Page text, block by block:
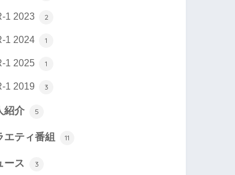
1 2023 2
1 2024 1
1 2025 1
1 2019 3
紹介 5
エティ番組 11
ース 3